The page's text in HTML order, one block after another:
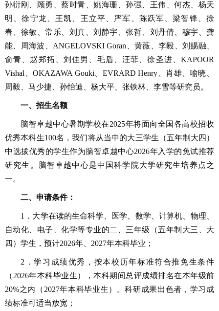
孙衍刚、顾勇、蔡时青、姚海珊、孙强、王伟、何杰、杨天
明、徐宁龙、王凯、王立平、严军、陈跃军、梁智锋、徐
春、徐敏、常乐、刘真、刘静宇、张哲、刘丹倩、穆宇、龚
能、周海波、ANGELOVSKI Goran、黄薇、李毅、刘赐融、
俞青、赵郑拓、刘佳男、毛盾、汪菲、徐圣进、KAPOOR
Vishal、OKAZAWA Gouki、EVRARD Henry、肖雄、喻晓、
周毅、马少捷、孙怡迪、杨大平、张铁林、李雪等研究员。
一、招生名额
脑智卓越中心暑期学校在2025年将面向全国各高校招收
优秀本科生100名，我们将从当中的大三学生（五年制大四）
中选拔优秀的学生作为脑智卓越中心2026年入学的免试推荐
研究生。脑智卓越中心是中国科学院大学研究生培养点之
一。
二、申请条件：
1．大学在读的生命科学、医学、数学、计算机、物理、
自动化、电子、化学等专业的二、三年级（五年制大三、大
四）学生，预计2026年、2027年本科毕业；
2．学习成绩优秀，按本校历年标准符合推免生条件
（2026年本科毕业生），本科期间总评成绩排名在本年级前
20%之内（2027年本科毕业生）。科研成果出色者，学习成
绩标准可适当放宽；